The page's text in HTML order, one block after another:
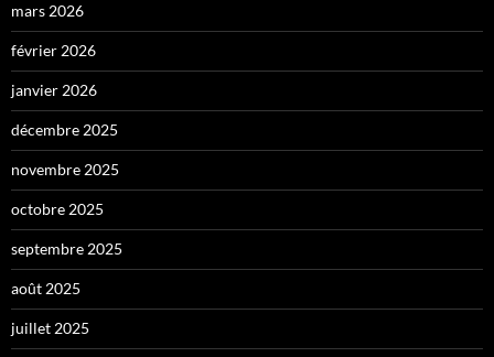
mars 2026
février 2026
janvier 2026
décembre 2025
novembre 2025
octobre 2025
septembre 2025
août 2025
juillet 2025